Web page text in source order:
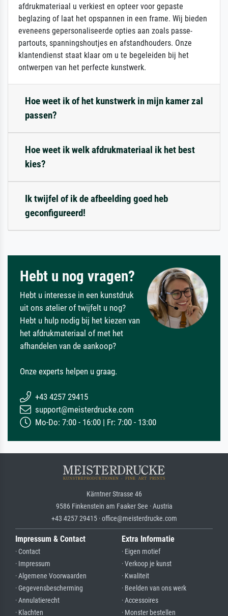
afdrukmateriaal u verkiest en opteer voor gepaste
beglazing of laat het opspannen in een frame. Wij bieden
eveneens gepersonaliseerde opties aan zoals passe-
partouts, spanningshoutjes en afstandhouders. Onze
klantendienst staat klaar om u te begeleiden bij het
ontwerpen van het perfecte kunstwerk.
Hoe weet ik of het kunstwerk in mijn kamer zal
passen?
Hoe weet ik welk afdrukmateriaal ik het best
kies?
Ik twijfel of ik de afbeelding goed heb
geconfigureerd!
Hebt u nog vragen?
Hebt u interesse in een kunstdruk
uit ons atelier of twijfelt u nog?
Hebt u hulp nodig bij het kiezen van
het afdrukmateriaal of met het
afhandelen van de aankoop?
Onze experts helpen u graag.
+43 4257 29415
support@meisterdrucke.com
Mo-Do: 7:00 - 16:00 | Fr: 7:00 - 13:00
Kärntner Strasse 46
9586 Finkenstein am Faaker See · Austria
+43 4257 29415 · office@meisterdrucke.com
Impressum & Contact
· Contact
· Impressum
· Algemene Voorwaarden
· Gegevensbescherming
· Annulatierecht
· Klachten
Extra Informatie
· Eigen motief
· Verkoop je kunst
· Kwaliteit
· Beelden van ons werk
· Accessoires
· Monster bestellen